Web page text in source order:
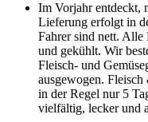
Im Vorjahr entdeckt,
Lieferung erfolgt in
Fahrer sind nett. Alle
und gekühlt. Wir
Fleisch- und
ausgewogen.
in der Regel nur 5
vielfältig, lecker und